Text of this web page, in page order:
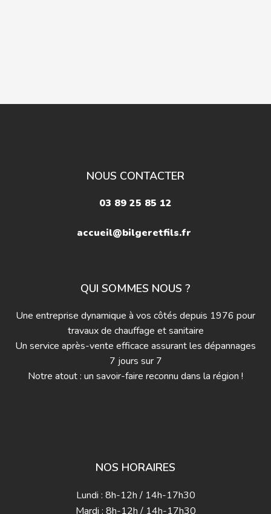
NOUS CONTACTER
03 89 25 85 12
accueil@bilgeretfils.fr
QUI SOMMES NOUS ?
Une entreprise dynamique à vos côtés depuis 1976 pour
travaux de chauffage et sanitaire
Un service après-vente efficace assurant les dépannages
7 jours sur 7
Notre atout : un savoir-faire reconnu dans la région !
NOS HORAIRES
Lundi : 8h-12h / 14h-17h30
Mardi : 8h-12h / 14h-17h30